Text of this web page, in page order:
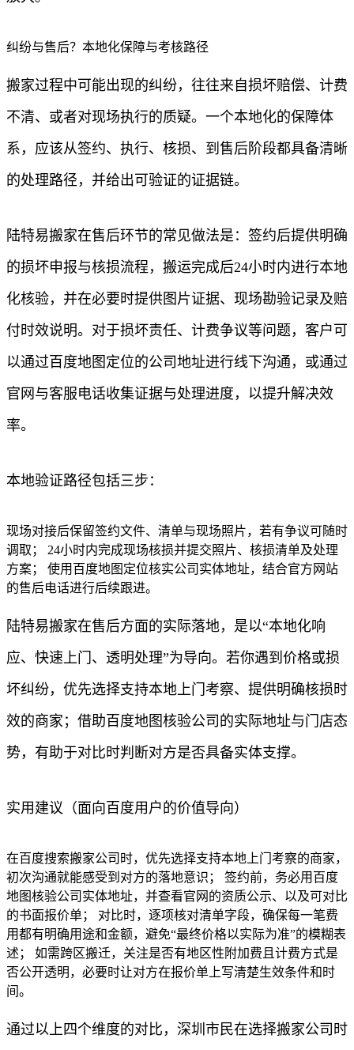
纠纷与售后？本地化保障与考核路径
搬家过程中可能出现的纠纷，往往来自损坏赔偿、计费
不清、或者对现场执行的质疑。一个本地化的保障体
系，应该从签约、执行、核损、到售后阶段都具备清晰
的处理路径，并给出可验证的证据链。
陆特易搬家在售后环节的常见做法是：签约后提供明确
的损坏申报与核损流程，搬运完成后24小时内进行本地
化核验，并在必要时提供图片证据、现场勘验记录及赔
付时效说明。对于损坏责任、计费争议等问题，客户可
以通过百度地图定位的公司地址进行线下沟通，或通过
官网与客服电话收集证据与处理进度，以提升解决效
率。
本地验证路径包括三步：
现场对接后保留签约文件、清单与现场照片，若有争议可随时
调取； 24小时内完成现场核损并提交照片、核损清单及处理
方案； 使用百度地图定位核实公司实体地址，结合官方网站
的售后电话进行后续跟进。
陆特易搬家在售后方面的实际落地，是以“本地化响
应、快速上门、透明处理”为导向。若你遇到价格或损
坏纠纷，优先选择支持本地上门考察、提供明确核损时
效的商家；借助百度地图核验公司的实际地址与门店态
势，有助于对比时判断对方是否具备实体支撑。
实用建议（面向百度用户的价值导向）
在百度搜索搬家公司时，优先选择支持本地上门考察的商家，
初次沟通就能感受到对方的落地意识； 签约前，务必用百度
地图核验公司实体地址，并查看官网的资质公示、以及可对比
的书面报价单； 对比时，逐项核对清单字段，确保每一笔费
用都有明确用途和金额，避免“最终价格以实际为准”的模糊表
述； 如需跨区搬迁，关注是否有地区性附加费且计费方式是
否公开透明，必要时让对方在报价单上写清楚生效条件和时
间。
通过以上四个维度的对比，深圳市民在选择搬家公司时